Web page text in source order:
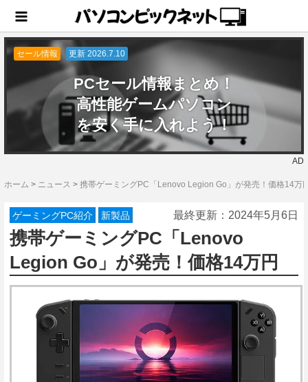
セール情報 更新 2026.7.10
PCセール情報まとめ！
高性能ゲームパソコン
を安く手に入れよう！
AD
ホーム > ニュース > 携帯ゲーミングPC「Lenovo Legion Go」が発売！価格14万
ゲーミングPC紹介 新製品 最終更新： 2024年5月6日
携帯ゲーミングPC「Lenovo
Legion Go」が発売！価格14万円